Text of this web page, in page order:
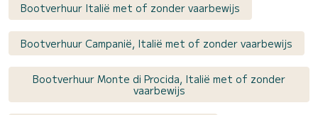
Bootverhuur Italië met of zonder vaarbewijs
Bootverhuur Campanië, Italië met of zonder vaarbewijs
Bootverhuur Monte di Procida, Italië met of zonder
vaarbewijs